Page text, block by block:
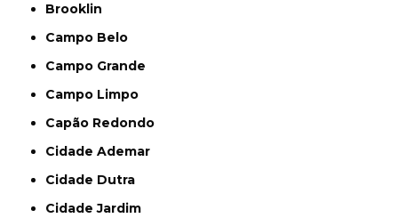
Brooklin
Campo Belo
Campo Grande
Campo Limpo
Capão Redondo
Cidade Ademar
Cidade Dutra
Cidade Jardim